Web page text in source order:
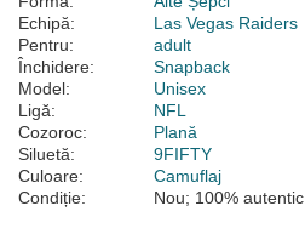
Echipă:
Las Vegas Raiders
Pentru:
adult
Închidere:
Snapback
Model:
Unisex
Ligă:
NFL
Cozoroc:
Plană
Siluetă:
9FIFTY
Culoare:
Camuflaj
Condiție:
Nou; 100% autentic